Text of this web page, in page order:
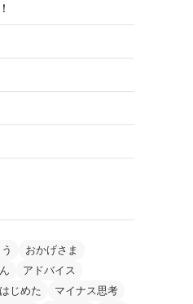
おかげさま
アドバイス
じめた
マイナス思考